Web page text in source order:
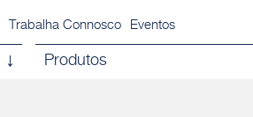
Trabalha Connosco Eventos
Produtos